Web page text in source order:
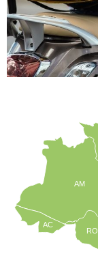
AM
AC
RO